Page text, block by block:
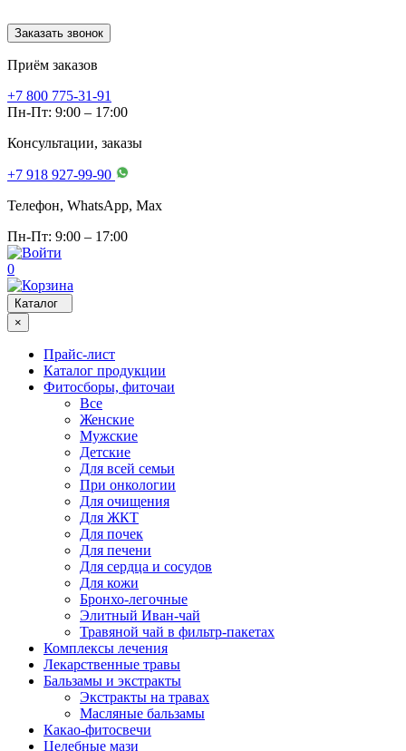
Заказать звонок
Приём заказов
+7 800 775-31-91
Пн-Пт: 9:00 – 17:00
Консультации, заказы
+7 918 927-99-90
Телефон, WhatsApp, Мах
Пн-Пт: 9:00 – 17:00
0
Каталог
×
Прайс-лист
Каталог продукции
Фитосборы, фиточаи
Все
Женские
Мужские
Детские
Для всей семьи
При онкологии
Для очищения
Для ЖКТ
Для почек
Для печени
Для сердца и сосудов
Для кожи
Бронхо-легочные
Элитный Иван-чай
Травяной чай в фильтр-пакетах
Комплексы лечения
Лекарственные травы
Бальзамы и экстракты
Экстракты на травах
Масляные бальзамы
Какао-фитосвечи
Целебные мази